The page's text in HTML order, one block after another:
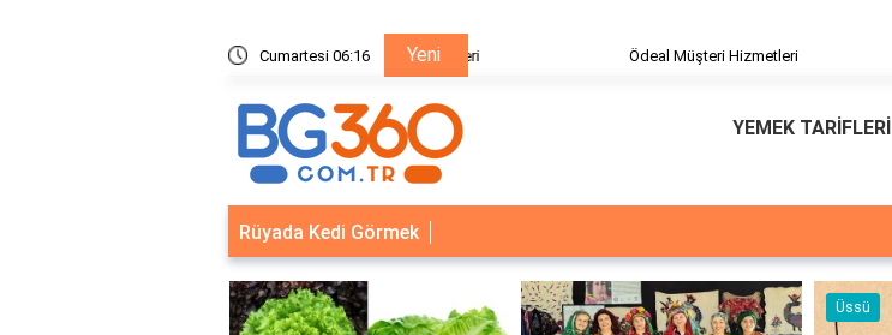
Cumartesi 06:16 Yeni
Sistemleri: Akıllı Kilit ve Çelik Gövde Çözümleri Ödeal Müşteri Hizmetleri
YEMEK TARİFLERİ
Rüyada Kedi Görmek
Üssü